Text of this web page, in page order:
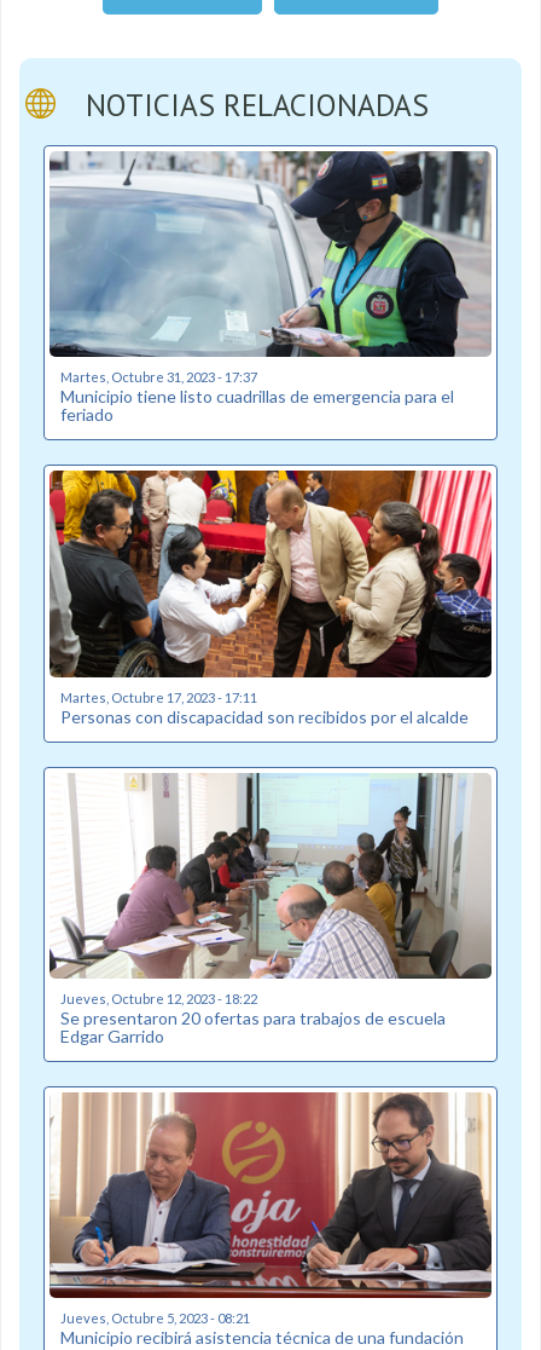
NOTICIAS RELACIONADAS
Martes, Octubre 31, 2023 - 17:37
Municipio tiene listo cuadrillas de emergencia para el
feriado
Martes, Octubre 17, 2023 - 17:11
Personas con discapacidad son recibidos por el alcalde
Jueves, Octubre 12, 2023 - 18:22
Se presentaron 20 ofertas para trabajos de escuela
Edgar Garrido
Jueves, Octubre 5, 2023 - 08:21
Municipio recibirá asistencia técnica de una fundación